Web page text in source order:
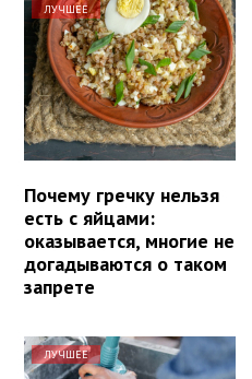
ЛУЧШЕЕ
Почему гречку нельзя
есть с яйцами:
оказывается, многие не
догадываются о таком
запрете
ЛУЧШЕЕ